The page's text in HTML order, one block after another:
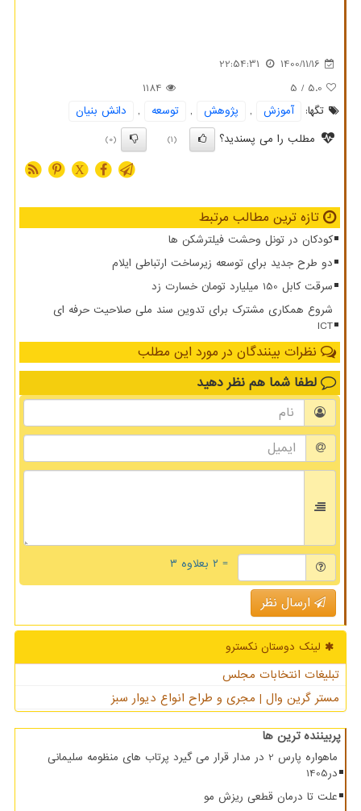
1400/11/16
22:54:31
5.0
/ 5
1184
تگها:
آموزش , پژوهش , توسعه ,
دانش بنیان
مطلب را می پسندید؟
(1)
(0)
X
تازه ترین مطالب مرتبط
کودکان در تونل وحشت فیلترشکن ها
دو طرح جدید برای توسعه زیرساخت ارتباطی ایلام
سرقت کابل 150 میلیارد تومان خسارت زد
شروع همکاری مشترک برای تدوین سند ملی صلاحیت حرفه ای
ICT
نظرات بینندگان در مورد این مطلب
لطفا شما هم نظر دهید
= ۲ بعلاوه ۳
ارسال نظر
لینک دوستان نكسترو
تبلیغات انتخابات مجلس
مستر گرین وال | مجری و طراح انواع دیوار سبز
پربیننده ترین ها
ماهواره پارس 2 در مدار قرار می گیرد پرتاب های منظومه سلیمانی
در1405
علت تا درمان قطعی ریزش مو